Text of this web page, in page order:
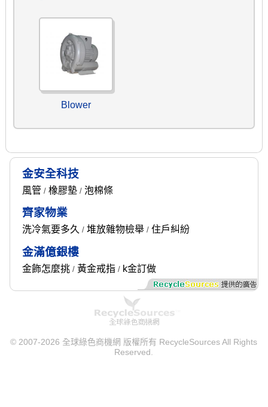
Blower
金安全科技
風管 / 橡膠墊/ 泡棉條
齊家物業
洗冷氣要多久 / 堆放雜物檢舉/ 住戶糾紛
金滿億銀樓
金飾怎麼挑/ 黃金戒指/ k金訂做
© 2007-2026 全球綠色商機網 版權所有 RecycleSources All Rights
Reserved.